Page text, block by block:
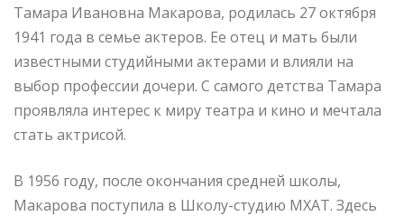
Тамара Ивановна Макарова, родилась 27 октября
1941 года в семье актеров. Ее отец и мать были
известными студийными актерами и влияли на
выбор профессии дочери. С самого детства Тамара
проявляла интерес к миру театра и кино и мечтала
стать актрисой.
В 1956 году, после окончания средней школы,
Макарова поступила в Школу-студию МХАТ. Здесь